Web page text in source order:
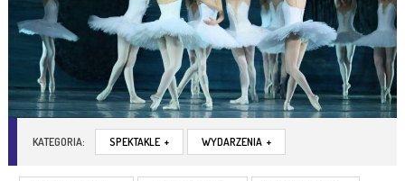
KATEGORIA: SPEKTAKLE + WYDARZENIA +